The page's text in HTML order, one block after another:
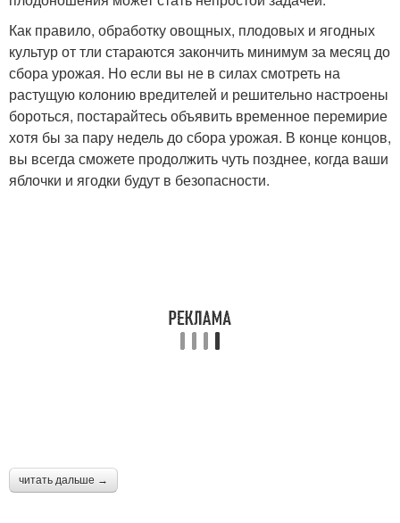
Как правило, обработку овощных, плодовых и ягодных
культур от тли стараются закончить минимум за месяц до
сбора урожая. Но если вы не в силах смотреть на
растущую колонию вредителей и решительно настроены
бороться, постарайтесь объявить временное перемирие
хотя бы за пару недель до сбора урожая. В конце концов,
вы всегда сможете продолжить чуть позднее, когда ваши
яблочки и ягодки будут в безопасности.
читать дальше →